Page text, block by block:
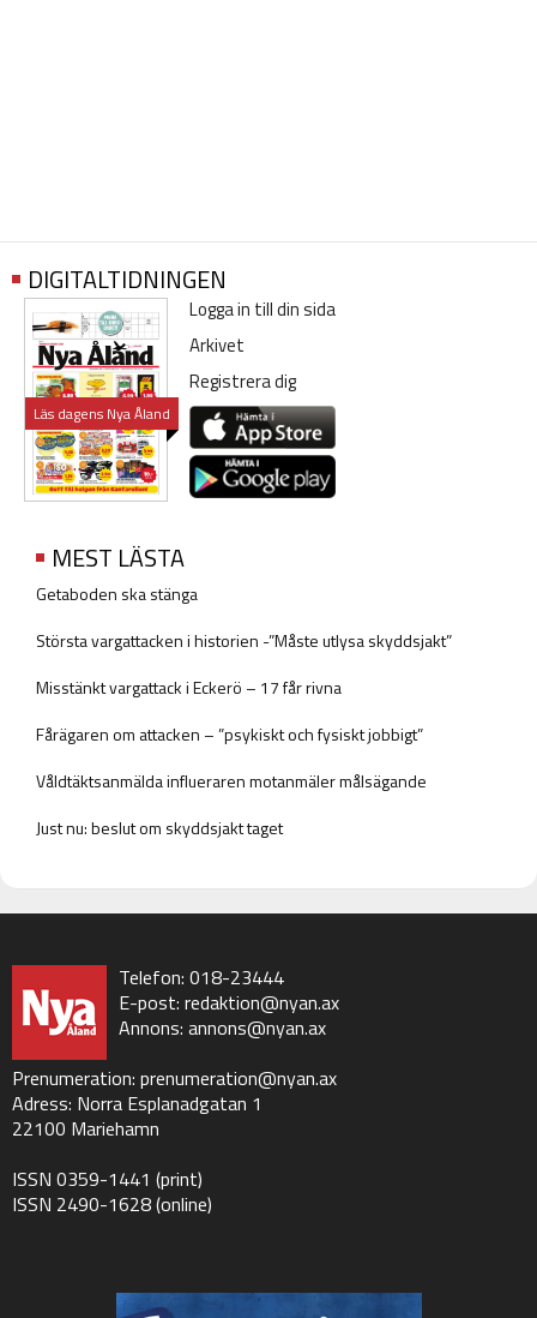
DIGITALTIDNINGEN
Läs dagens Nya Åland
Logga in till din sida
Arkivet
Registrera dig
MEST LÄSTA
Getaboden ska stänga
Största vargattacken i historien -”Måste utlysa skyddsjakt”
Misstänkt vargattack i Eckerö – 17 får rivna
Fårägaren om attacken – ”psykiskt och fysiskt jobbigt”
Våldtäktsanmälda influeraren motanmäler målsägande
Just nu: beslut om skyddsjakt taget
Telefon: 018-23444
E-post: redaktion@nyan.ax
Annons: annons@nyan.ax
Prenumeration: prenumeration@nyan.ax
Adress: Norra Esplanadgatan 1
22100 Mariehamn
ISSN 0359-1441 (print)
ISSN 2490-1628 (online)